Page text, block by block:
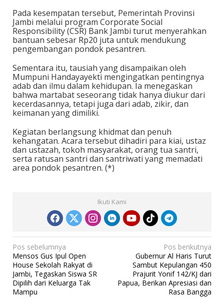
Pada kesempatan tersebut, Pemerintah Provinsi
Jambi melalui program Corporate Social
Responsibility (CSR) Bank Jambi turut menyerahkan
bantuan sebesar Rp20 juta untuk mendukung
pengembangan pondok pesantren.
Sementara itu, tausiah yang disampaikan oleh
Mumpuni Handayayekti mengingatkan pentingnya
adab dan ilmu dalam kehidupan. Ia menegaskan
bahwa martabat seseorang tidak hanya diukur dari
kecerdasannya, tetapi juga dari adab, zikir, dan
keimanan yang dimiliki.
Kegiatan berlangsung khidmat dan penuh
kehangatan. Acara tersebut dihadiri para kiai, ustaz
dan ustazah, tokoh masyarakat, orang tua santri,
serta ratusan santri dan santriwati yang memadati
area pondok pesantren. (*)
Ikuti Kami
N
a
v
i
Pos sebelumnya
Mensos Gus Ipul Open
House Sekolah Rakyat di
Jambi, Tegaskan Siswa SR
Dipilih dari Keluarga Tak
Mampu
Pos berikutnya
Gubernur Al Haris Turut
Sambut Kepulangan 450
Prajurit Yonif 142/KJ dari
Papua, Berikan Apresiasi dan
Rasa Bangga